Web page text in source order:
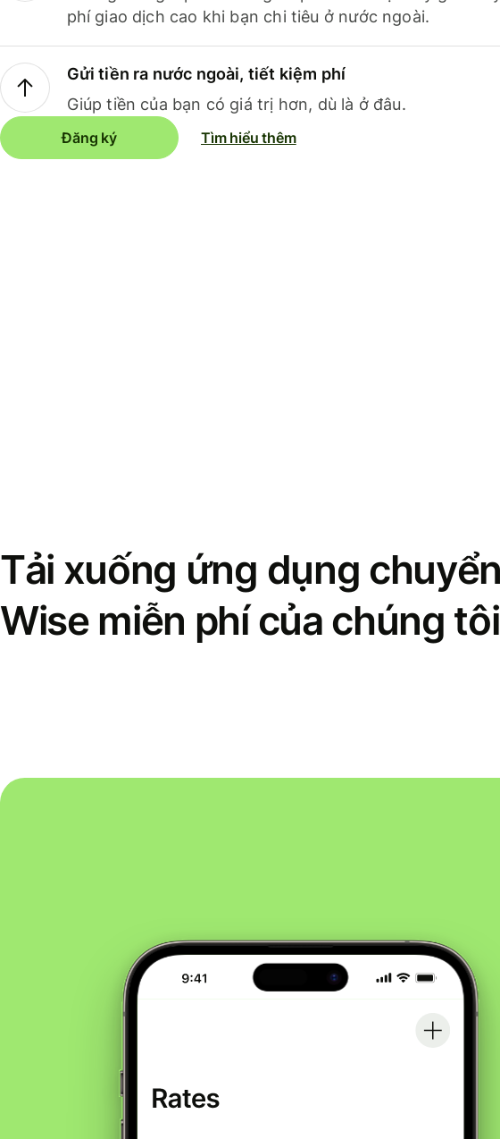
phí giao dịch cao khi bạn chi tiêu ở nước ngoài.
Gửi tiền ra nước ngoài, tiết kiệm phí
Giúp tiền của bạn có giá trị hơn, dù là ở đâu.
Đăng ký Tìm hiểu thêm
Tải xuống ứng dụng
Wise miễn phí của chúng tôi